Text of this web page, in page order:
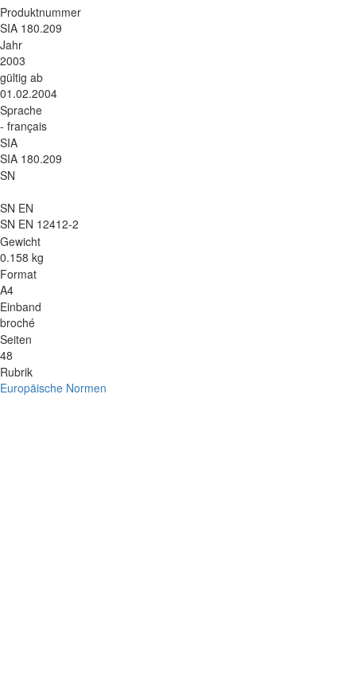
Produktnummer
SIA 180.209
Jahr
2003
gültig ab
01.02.2004
Sprache
- français
SIA
SIA 180.209
SN
SN EN
SN EN 12412-2
Gewicht
0.158 kg
Format
A4
Einband
broché
Seiten
48
Rubrik
Europäische Normen